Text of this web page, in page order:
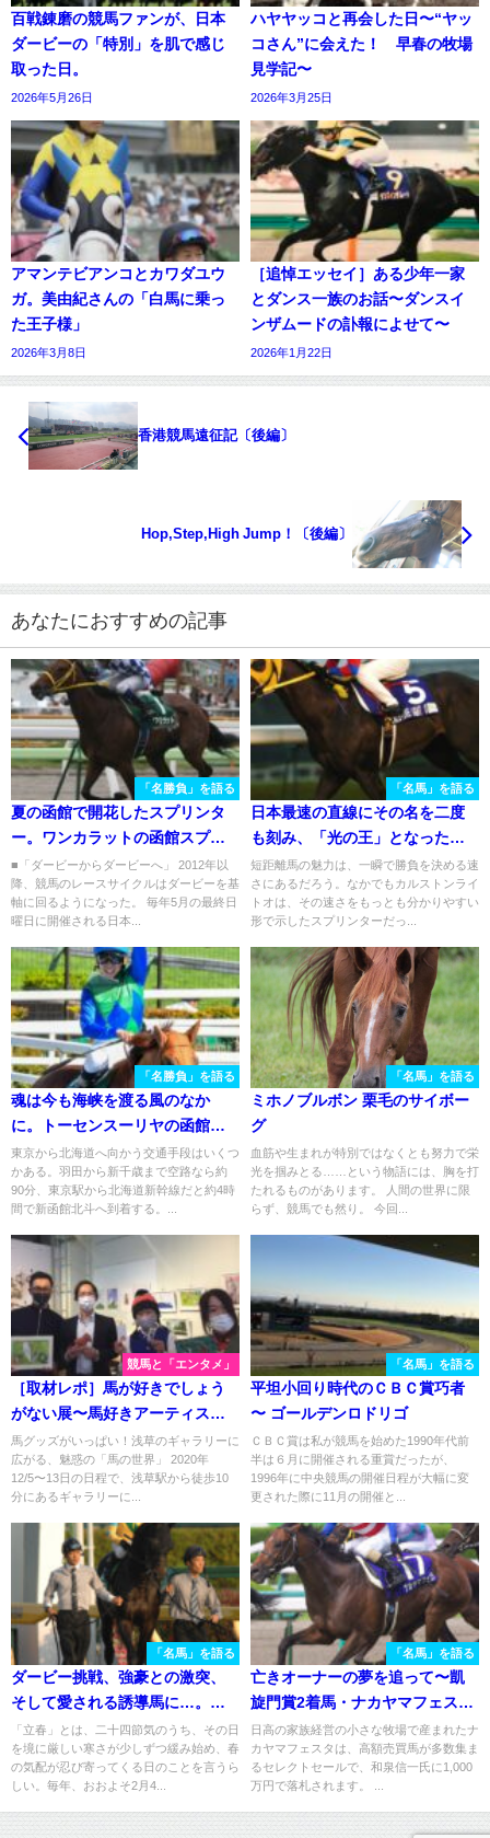
百戦錬磨の競馬ファンが、日本
ダービーの「特別」を肌で感じ
取った日。
2026年5月26日
ハヤヤッコと再会した日〜“ヤッ
コさん”に会えた！ 早春の牧場
見学記〜
2026年3月25日
アマンテビアンコとカワダユウ
ガ。美由紀さんの「白馬に乗っ
た王子様」
2026年3月8日
［追悼エッセイ］ある少年一家
とダンス一族のお話〜ダンスイ
ンザムードの訃報によせて〜
2026年1月22日
香港競馬遠征記〔後編〕
Hop,Step,High Jump！〔後編〕
あなたにおすすめの記事
「名勝負」を語る
夏の函館で開花したスプリンタ
ー。ワンカラットの函館スプリ
ントS
■「ダービーからダービーへ」 2012年以
降、競馬のレースサイクルはダービーを基
軸に回るようになった。 毎年5月の最終日
曜日に開催される日本...
「名馬」を語る
日本最速の直線にその名を二度
も刻み、「光の王」となったカ
ルストンライトオ
短距離馬の魅力は、一瞬で勝負を決める速
さにあるだろう。なかでもカルストンライ
トオは、その速さをもっとも分かりやすい
形で示したスプリンターだっ...
「名勝負」を語る
魂は今も海峡を渡る風のなか
に。トーセンスーリヤの函館記
念
東京から北海道へ向かう交通手段はいくつ
かある。羽田から新千歳まで空路なら約
90分、東京駅から北海道新幹線だと約4時
間で新函館北斗へ到着する。...
「名馬」を語る
ミホノブルボン 栗毛のサイボー
グ
血筋や生まれが特別ではなくとも努力で栄
光を掴みとる……という物語には、胸を打
たれるものがあります。 人間の世界に限
らず、競馬でも然り。 今回...
競馬と「エンタメ」
［取材レポ］馬が好きでしょう
がない展〜馬好きアーティスト
の展示販売会〜
馬グッズがいっぱい！浅草のギャラリーに
広がる、魅惑の「馬の世界」 2020年
12/5〜13日の日程で、浅草駅から徒歩10
分にあるギャラリーに...
「名馬」を語る
平坦小回り時代のＣＢＣ賞巧者
〜 ゴールデンロドリゴ
ＣＢＣ賞は私が競馬を始めた1990年代前
半は６月に開催される重賞だったが、
1996年に中央競馬の開催日程が大幅に変
更された際に11月の開催と...
「名馬」を語る
ダービー挑戦、強豪との激突、
そして愛される誘導馬に…。サ
クセスブロッケンの生涯を振り
返る。
「立春」とは、二十四節気のうち、その日
を境に厳しい寒さが少しずつ緩み始め、春
の気配が忍び寄ってくる日のことを言うら
しい。毎年、おおよそ2月4...
「名馬」を語る
亡きオーナーの夢を追って〜凱
旋門賞2着馬・ナカヤマフェス
タ〜
日高の家族経営の小さな牧場で産まれたナ
カヤマフェスタは、高額売買馬が多数集ま
るセレクトセールで、和泉信一氏に1,000
万円で落札されます。 ...